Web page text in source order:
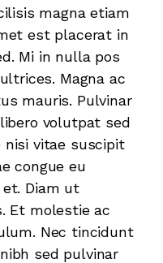
magna etiam
est placerat in
Mi in nulla pos
Magna ac
mauris. Pulvinar
volutpat sed
nisi vitae suscipit
congue eu
Diam ut
Et molestie ac
Nec tincidunt
sed pulvinar